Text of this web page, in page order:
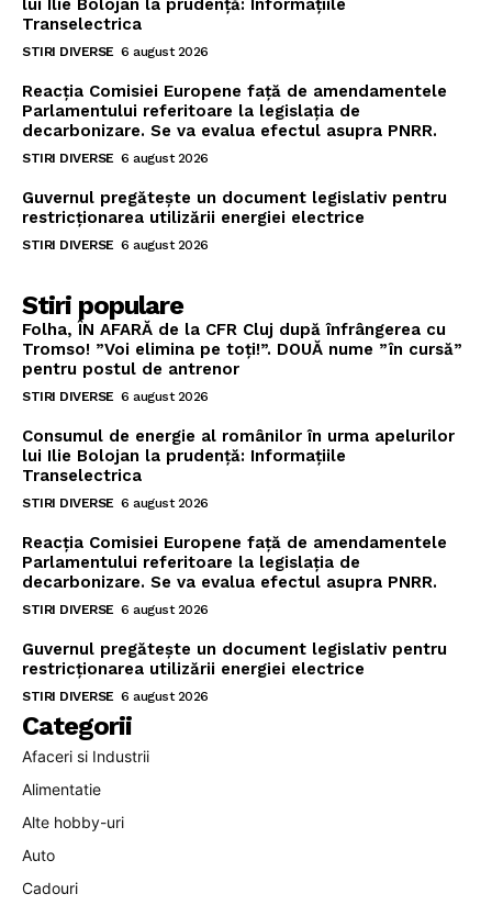
lui Ilie Bolojan la prudență: Informațiile
Transelectrica
STIRI DIVERSE 6 august 2026
Reacția Comisiei Europene față de amendamentele
Parlamentului referitoare la legislația de
decarbonizare. Se va evalua efectul asupra PNRR.
STIRI DIVERSE 6 august 2026
Guvernul pregătește un document legislativ pentru
restricționarea utilizării energiei electrice
STIRI DIVERSE 6 august 2026
Stiri populare
Folha, ÎN AFARĂ de la CFR Cluj după înfrângerea cu
Tromso! ”Voi elimina pe toți!”. DOUĂ nume ”în cursă”
pentru postul de antrenor
STIRI DIVERSE 6 august 2026
Consumul de energie al românilor în urma apelurilor
lui Ilie Bolojan la prudență: Informațiile
Transelectrica
STIRI DIVERSE 6 august 2026
Reacția Comisiei Europene față de amendamentele
Parlamentului referitoare la legislația de
decarbonizare. Se va evalua efectul asupra PNRR.
STIRI DIVERSE 6 august 2026
Guvernul pregătește un document legislativ pentru
restricționarea utilizării energiei electrice
STIRI DIVERSE 6 august 2026
Categorii
Afaceri si Industrii
Alimentatie
Alte hobby-uri
Auto
Cadouri